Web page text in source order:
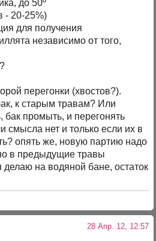
до 50º
- 20-25%)
для получения
независимо от того,
перегонки (хвостов?).
к старым травам? Или
бак промыть, и перегонять
смысла нет и только если их в
опять же, новую партию надо
в предыдущие травы
делаю на водяной бане, остаток
28 Апр. 12, 12:57